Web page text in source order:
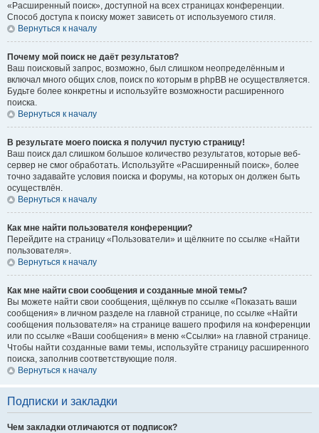
«Расширенный поиск», доступной на всех страницах конференции.
Способ доступа к поиску может зависеть от используемого стиля.
Вернуться к началу
Почему мой поиск не даёт результатов?
Ваш поисковый запрос, возможно, был слишком неопределённым и
включал много общих слов, поиск по которым в phpBB не осуществляется.
Будьте более конкретны и используйте возможности расширенного
поиска.
Вернуться к началу
В результате моего поиска я получил пустую страницу!
Ваш поиск дал слишком большое количество результатов, которые веб-
сервер не смог обработать. Используйте «Расширенный поиск», более
точно задавайте условия поиска и форумы, на которых он должен быть
осуществлён.
Вернуться к началу
Как мне найти пользователя конференции?
Перейдите на страницу «Пользователи» и щёлкните по ссылке «Найти
пользователя».
Вернуться к началу
Как мне найти свои сообщения и созданные мной темы?
Вы можете найти свои сообщения, щёлкнув по ссылке «Показать ваши
сообщения» в личном разделе на главной странице, по ссылке «Найти
сообщения пользователя» на странице вашего профиля на конференции
или по ссылке «Ваши сообщения» в меню «Ссылки» на главной странице.
Чтобы найти созданные вами темы, используйте страницу расширенного
поиска, заполнив соответствующие поля.
Вернуться к началу
Подписки и закладки
Чем закладки отличаются от подписок?